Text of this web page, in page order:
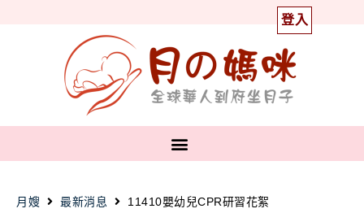
登入
月嫂 最新消息 11410嬰幼兒CPR研習花絮